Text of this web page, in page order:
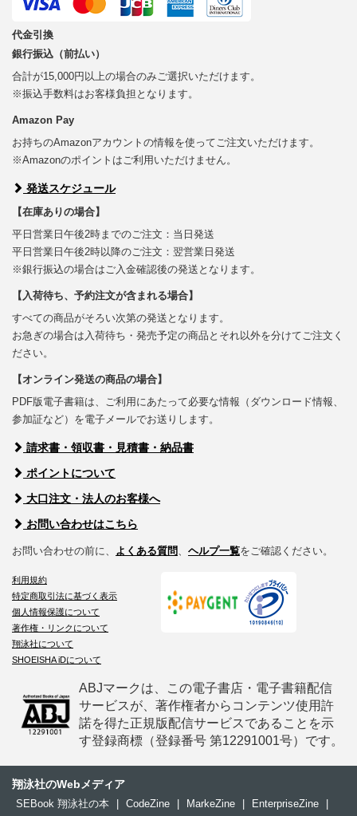
代金引換
銀行振込（前払い）
合計が15,000円以上の場合のみご選択いただけます。
※振込手数料はお客様負担となります。
Amazon Pay
お持ちのAmazonアカウントの情報を使ってご注文いただけます。
※Amazonのポイントはご利用いただけません。
発送スケジュール
【在庫ありの場合】
平日営業日午後2時までのご注文：当日発送
平日営業日午後2時以降のご注文：翌営業日発送
※銀行振込の場合はご入金確認後の発送となります。
【入荷待ち、予約注文が含まれる場合】
すべての商品がそろい次第の発送となります。
お急ぎの場合は入荷待ち・発売予定の商品とそれ以外を分けてご注文く
ださい。
【オンライン発送の商品の場合】
PDF版電子書籍は、ご利用にあたって必要な情報（ダウンロード情報、
参加証など）を電子メールでお送りします。
請求書・領収書・見積書・納品書
ポイントについて
大口注文・法人のお客様へ
お問い合わせはこちら
お問い合わせの前に、 よくある質問、 ヘルプ一覧をご確認ください。
利用規約
特定商取引法に基づく表示
個人情報保護について
著作権・リンクについて
翔泳社について
SHOEISHA iDについて
ABJマークは、この電子書店・電子書籍配信
サービスが、著作権者からコンテンツ使用許
諾を得た正規版配信サービスであることを示
す登録商標（登録番号 第12291001号）です。
翔泳社のWebメディア
SEBook 翔泳社の本 CodeZine MarkeZine EnterpriseZine